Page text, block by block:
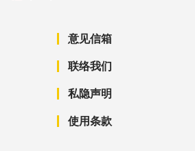
意见信箱
联络我们
私隐声明
使用条款